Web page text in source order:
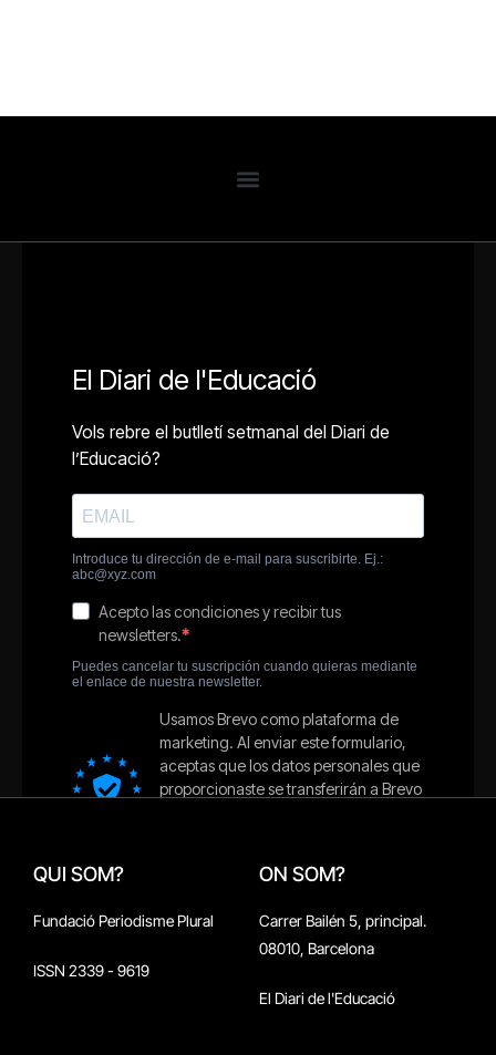
QUI SOM?
Fundació Periodisme Plural
ISSN 2339 - 9619
ON SOM?
Carrer Bailén 5, principal.
08010, Barcelona
El Diari de l'Educació